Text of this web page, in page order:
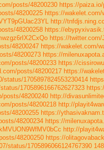
posts/48200230 https://
48200225 https://wakelet.com/
http://
48200258 https://
https://twitter.com/
48200247 https://wakelet.com/
48200273 https://
posts/48200233 https://
posts/48200217 https://
status/1705897824553230414
1705896166762627323
posts/48200240 http://
posts/48200218 http://
48200255 https://
48200234 https://
http://
48200250 https://
status/1705896066124767390